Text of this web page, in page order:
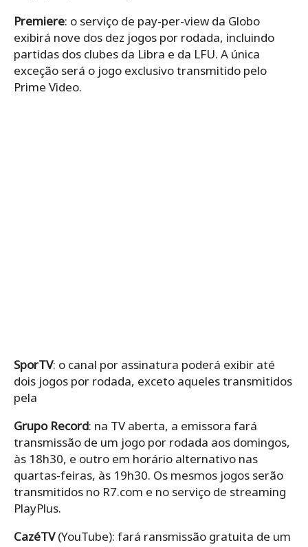
Premiere: o serviço de pay-per-view da Globo
exibirá nove dos dez jogos por rodada, incluindo
partidas dos clubes da Libra e da LFU. A única
exceção será o jogo exclusivo transmitido pelo
Prime Video.
SporTV: o canal por assinatura poderá exibir até
dois jogos por rodada, exceto aqueles transmitidos
pela
Grupo Record: na TV aberta, a emissora fará
transmissão de um jogo por rodada aos domingos,
às 18h30, e outro em horário alternativo nas
quartas-feiras, às 19h30. Os mesmos jogos serão
transmitidos no R7.com e no serviço de streaming
PlayPlus.
CazéTV(YouTube): fará ransmissão gratuita de um